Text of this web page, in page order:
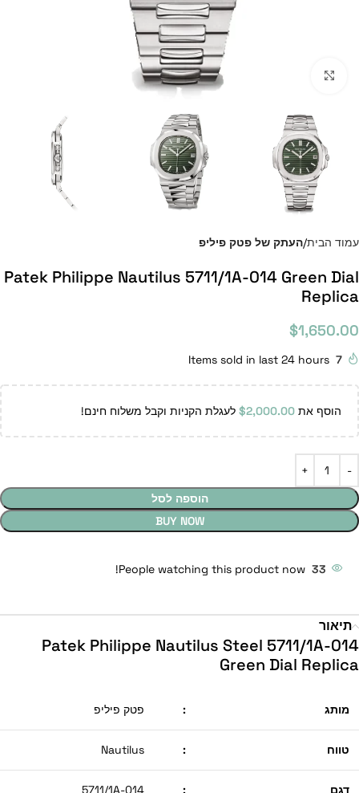
עמוד הבית העתק של פטק פיליפ
Patek Philippe Nautilus 5711/1A-014 Green Dial
Replica
$1,650.00
7
Items sold in last 24 hours
הוסף את $2,000.00 לעגלת הקניות וקבל משלוח חינם!
הוספה לסל
BUY NOW
33
People watching this product now!
תיאור
Patek Philippe Nautilus Steel 5711/1A-014
Green Dial Replica
מותג : פטק פיליפ
טווח :
Nautilus
דגם :
5711/1A-014